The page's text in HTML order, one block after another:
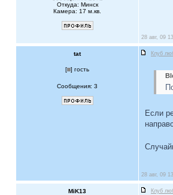
Откуда: Минск
Камера: 17 м.кв.
28 авг, 09
tat Клуб
[ ] гость
Сообщения: 3
Если
28 авг, 09
MiK13 Клуб